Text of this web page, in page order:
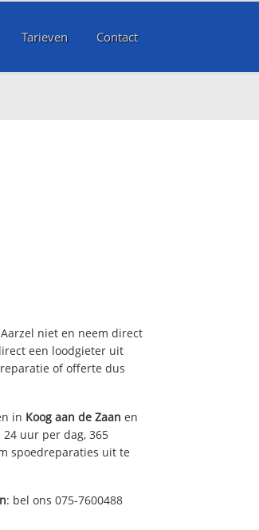
Tarieven Contact
niet en neem direct
een loodgieter uit
of offerte dus
in Koog aan de Zaan en
uur per dag, 365
spoedreparaties uit te
: bel ons 075-7600488